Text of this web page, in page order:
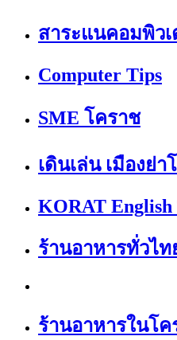
สาระแนคอมพิวเ
Computer Tips
SME โคราช
เดินเล่น เมืองย่า
KORAT English
ร้านอาหารทั่วไท
ร้านอาหารในโค